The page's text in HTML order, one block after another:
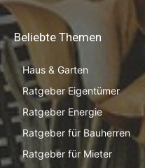
Beliebte Themen
Haus & Garten
Ratgeber Eigentümer
Ratgeber Energie
Ratgeber für Bauherren
Ratgeber für Mieter